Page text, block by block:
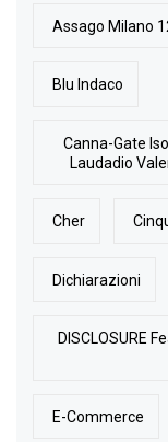
Assago Milano
Blu Indaco
Canna-Gate
Laudadio
Cher
Dichiarazioni
DISCLOSURE
E-Commerce